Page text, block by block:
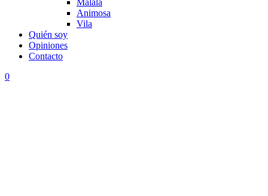
Malalá
Animosa
Vila
Quién soy
Opiniones
Contacto
0